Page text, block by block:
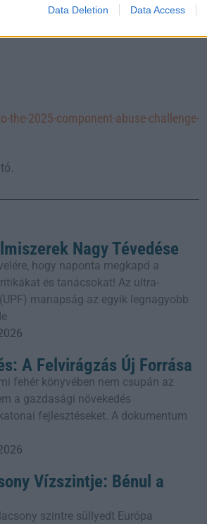
Data Deletion Data Access
hogy bemutasd a saját
2025-component-abuse-challenge-
Nagy Tévedése
hogy naponta megkapd a
és tanácsokat! Az ultra-
manapság az egyik legnagyobb
A Felvirágzás Új Forrása
fehér könyvében nem csupán az
a gazdasági növekedés
fejlesztéseket. A dokumentum
Vízszintje: Bénul a
szintre süllyedt Európa